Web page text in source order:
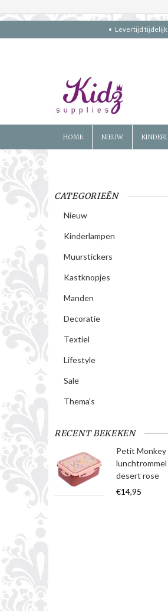
Levertijd tijdelijk
HOME NIEUW
CATEGORIEËN
Nieuw
Kinderlampen
Muurstickers
Kastknopjes
Manden
Decoratie
Textiel
Lifestyle
Sale
Thema's
RECENT BEKEKEN
Petit Monkey
desert rose
€14,95